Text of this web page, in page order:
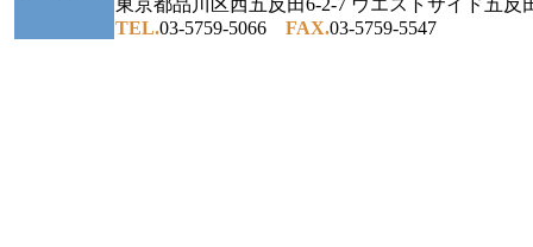
東京都品川区西五反田6-2-7 ウエストサイド五反
TEL.03-5759-5066 FAX.03-5759-5547